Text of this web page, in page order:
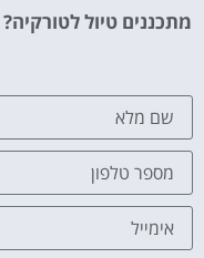
מציאת
לחצו
מתכננים טיול לטורקיה?